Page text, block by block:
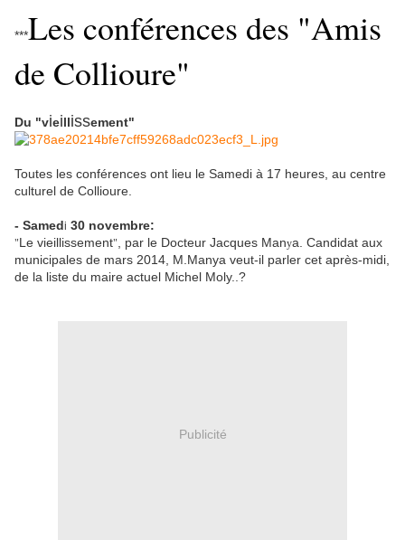
***Les conférences des "Amis
de Collioure"
Du "vieillissement"
Toutes les conférences ont lieu le Samedi à 17 heures, au centre
culturel de Collioure.
- Samedi 30 novembre:
"Le vieillissement" , par le Docteur Jacques Manya. Candidat aux
municipales de mars 2014, M.Manya veut-il parler cet après-midi,
de la liste du maire actuel Michel Moly..?
Publicité